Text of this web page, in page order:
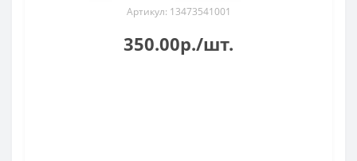
Артикул: 13473541001
350.00р./шт.